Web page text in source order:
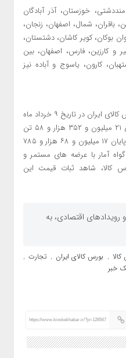
خوزستان، آذر آبادگان
باقران، شمال، اصفهان، زنجان،
بوکان، کویر کاشان، دشتستان،
و کارزین، فارس، اصفهان، بین
کارون، یاسوج و آباده نیز
از ابتدای عرضه مستمر سیمان در بورس کالای ایران در تاریخ ۹ خرداد ماه
تا پایان معاملات این هفته در مجموع ۲۱ میلیون و ۳۵۲ هزار و ۵۸ تن
سیمان در بورس کالا عرضه شد که در پایان ۱۷ میلیون و ۶۸ هزار و ۷۸۵
آمار با عرضه های مستمر و
کالا، شاهد ثبات قیمت این
رویدادهای اقتصادی، به
, بورس کالای ایران , تجارت ,
خبر
https://www.kioskekhabar.ir/?p=128567